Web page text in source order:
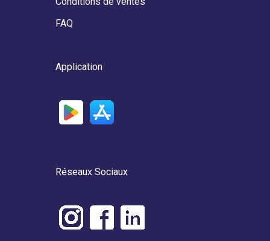
FAQ
Application
Réseaux Sociaux